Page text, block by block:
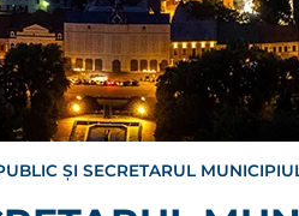
ȘI SECRETARUL